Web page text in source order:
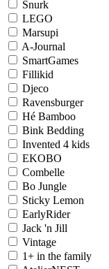
Snurk
LEGO
Marsupi
A-Journal
SmartGames
Fillikid
Djeco
Ravensburger
Hé Bamboo
Bink Bedding
Invented 4 kids
EKOBO
Combelle
Bo Jungle
Sticky Lemon
EarlyRider
Jack 'n Jill
Vintage
1+ in the family